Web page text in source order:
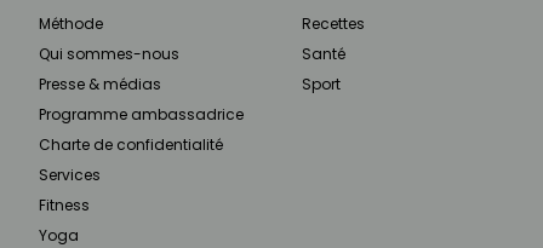
Méthode
Qui sommes-nous
Presse & médias
Programme ambassadrice
Charte de confidentialité
Services
Fitness
Yoga
Recettes
Santé
Sport